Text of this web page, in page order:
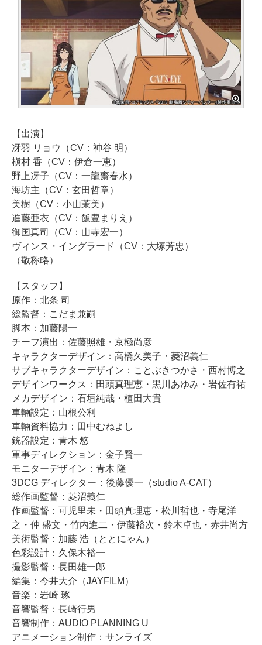
【出演】
冴羽 リョウ（CV：神谷 明）
槇村 香（CV：伊倉一恵）
野上冴子（CV：一龍齋春水）
海坊主（CV：玄田哲章）
美樹（CV：小山茉美）
進藤亜衣（CV：飯豊まりえ）
御国真司（CV：山寺宏一）
ヴィンス・イングラード（CV：大塚芳忠）
（敬称略）
【スタッフ】
原作：北条 司
総監督：こだま兼嗣
脚本：加藤陽一
チーフ演出：佐藤照雄・京極尚彦
キャラクターデザイン：高橋久美子・菱沼義仁
サブキャラクターデザイン：ことぶきつかさ・西村博之
デザインワークス：田頭真理恵・黒川あゆみ・岩佐有祐
メカデザイン：石垣純哉・植田大貴
車輛設定：山根公利
車輛資料協力：田中むねよし
銃器設定：青木 悠
軍事ディレクション：金子賢一
モニターデザイン：青木 隆
3DCG ディレクター：後藤優一（studio A-CAT）
総作画監督：菱沼義仁
作画監督：可児里未・田頭真理恵・松川哲也・寺尾洋
之・仲 盛文・竹内進二・伊藤裕次・鈴木卓也・赤井尚方
美術監督：加藤 浩（ととにゃん）
色彩設計：久保木裕一
撮影監督：長田雄一郎
編集：今井大介（JAYFILM）
音楽：岩崎 琢
音響監督：長崎行男
音響制作：AUDIO PLANNING U
アニメーション制作：サンライズ